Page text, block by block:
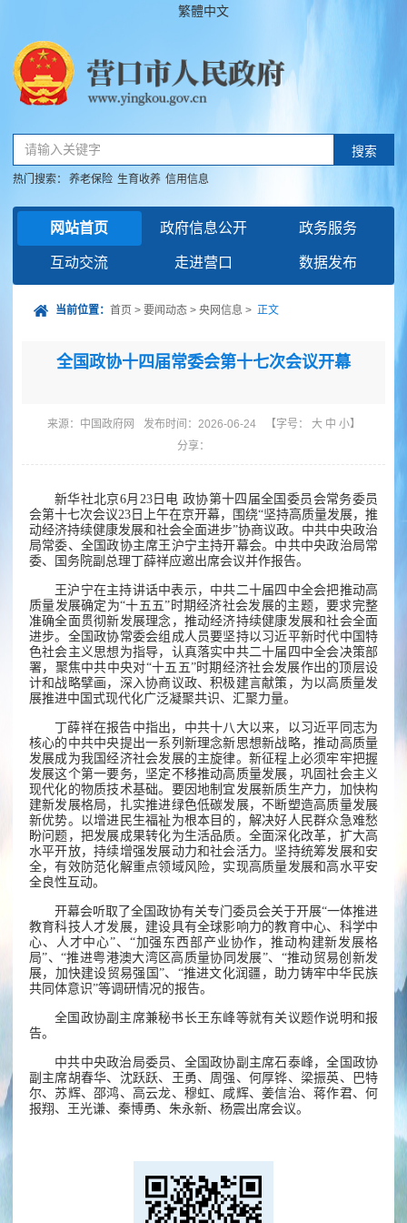
繁體中文
请输入关键字 搜索
热门搜索： 养老保险 生育收养 信用信息
网站首页 政府信息公开 政务服务
互动交流 走进营口 数据发布
当前位置： 首页 > 要闻动态 > 央网信息 > 正文
全国政协十四届常委会第十七次会议开幕
来源： 中国政府网 发布时间：2026-06-24 【字号： 大 中 小】
分享：
新华社北京6月23日电 政协第十四届全国委员会常务委员
会第十七次会议23日上午在京开幕，围绕“坚持高质量发展，推
动经济持续健康发展和社会全面进步”协商议政。中共中央政治
局常委、全国政协主席王沪宁主持开幕会。中共中央政治局常
委、国务院副总理丁薛祥应邀出席会议并作报告。
王沪宁在主持讲话中表示，中共二十届四中全会把推动高
质量发展确定为“十五五”时期经济社会发展的主题，要求完整
准确全面贯彻新发展理念，推动经济持续健康发展和社会全面
进步。全国政协常委会组成人员要坚持以习近平新时代中国特
色社会主义思想为指导，认真落实中共二十届四中全会决策部
署，聚焦中共中央对“十五五”时期经济社会发展作出的顶层设
计和战略擘画，深入协商议政、积极建言献策，为以高质量发
展推进中国式现代化广泛凝聚共识、汇聚力量。
丁薛祥在报告中指出，中共十八大以来，以习近平同志为
核心的中共中央提出一系列新理念新思想新战略，推动高质量
发展成为我国经济社会发展的主旋律。新征程上必须牢牢把握
发展这个第一要务，坚定不移推动高质量发展，巩固社会主义
现代化的物质技术基础。要因地制宜发展新质生产力，加快构
建新发展格局，扎实推进绿色低碳发展，不断塑造高质量发展
新优势。以增进民生福祉为根本目的，解决好人民群众急难愁
盼问题，把发展成果转化为生活品质。全面深化改革，扩大高
水平开放，持续增强发展动力和社会活力。坚持统筹发展和安
全，有效防范化解重点领域风险，实现高质量发展和高水平安
全良性互动。
开幕会听取了全国政协有关专门委员会关于开展“一体推进
教育科技人才发展，建设具有全球影响力的教育中心、科学中
心、人才中心”、“加强东西部产业协作，推动构建新发展格
局”、“推进粤港澳大湾区高质量协同发展”、“推动贸易创新发
展，加快建设贸易强国”、“推进文化润疆，助力铸牢中华民族
共同体意识”等调研情况的报告。
全国政协副主席兼秘书长王东峰等就有关议题作说明和报
告。
中共中央政治局委员、全国政协副主席石泰峰，全国政协
副主席胡春华、沈跃跃、王勇、周强、何厚铧、梁振英、巴特
尔、苏辉、邵鸿、高云龙、穆虹、咸辉、姜信治、蒋作君、何
报翔、王光谦、秦博勇、朱永新、杨震出席会议。